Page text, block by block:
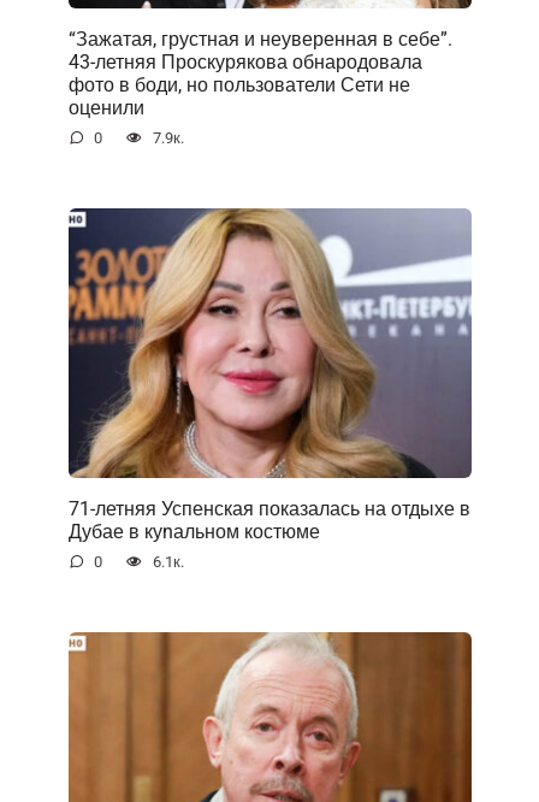
“Зажатая, грустная и неуверенная в себе”.
43-летняя Проскурякова обнародовала
фото в боди, но пользователи Сети не
оценили
0 7.9к.
71-летняя Успенская показалась на отдыхе в
Дубае в куnальном костюме
0 6.1к.